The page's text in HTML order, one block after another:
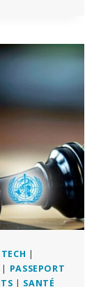
|
| PASSEPORT
| SANTÉ